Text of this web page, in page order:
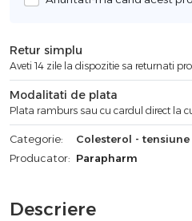
Retur simplu
Aveti 14 zile la dispozitie sa returnati
Modalitati de plata
Plata ramburs sau cu cardul direct la
Categorie:
Colesterol - tensiune
Producator: Parapharm
Descriere